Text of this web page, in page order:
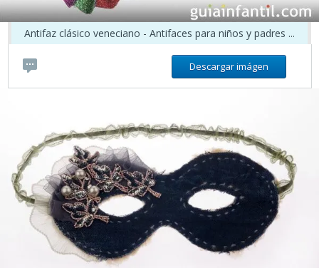
Antifaz clásico veneciano - Antifaces para niños y padres ...
Descargar imágen